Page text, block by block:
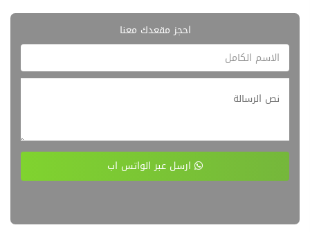
احجز مقعدك معنا
ارسل عبر الواتس اب